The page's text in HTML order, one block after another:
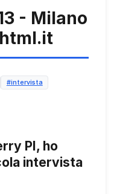
- Milano
#intervista
PI, ho
intervista